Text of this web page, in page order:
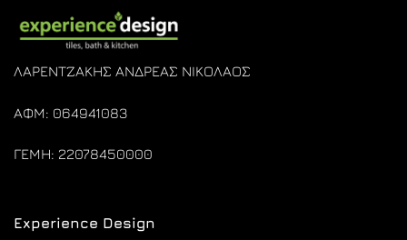
ΛΑΡΕΝΤΖΑΚΗΣ ΑΝΔΡΕΑΣ ΝΙΚΟΛΑΟΣ
ΑΦΜ: 064941083
ΓΕΜΗ: 22078450000
Experience Design